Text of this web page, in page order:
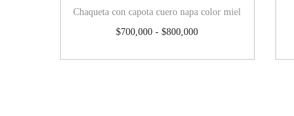
Chaqueta con capota cuero napa color miel
$700,000 - $800,000